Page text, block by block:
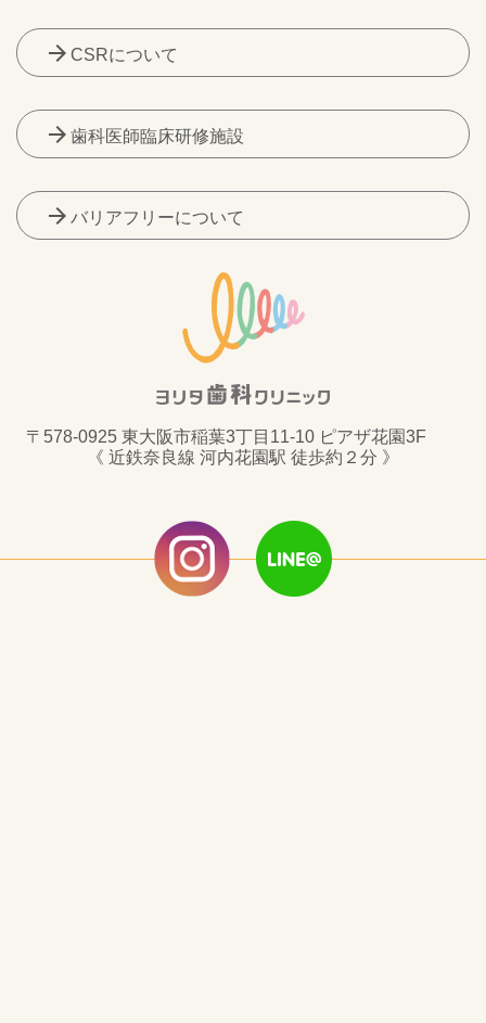
arrow_forward CSRについて
arrow_forward 歯科医師臨床研修施設
arrow_forward バリアフリーについて
〒578-0925 東大阪市稲葉3丁目11-10 ピアザ花園3F
《 近鉄奈良線 河内花園駅 徒歩約２分 》